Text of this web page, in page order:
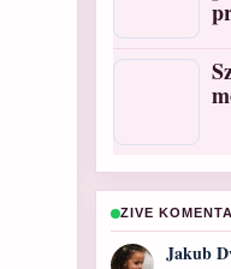
ZIVE
Lucie